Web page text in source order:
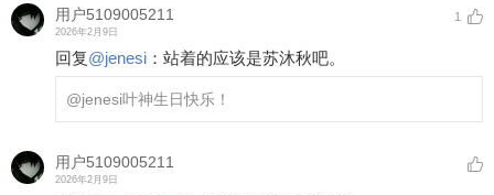
用户5109005211
2026年2月9日
1
回复@jenesi ： 站着的应该是苏沐秋吧。
@jenesi叶神生日快乐！
用户5109005211
2026年2月9日